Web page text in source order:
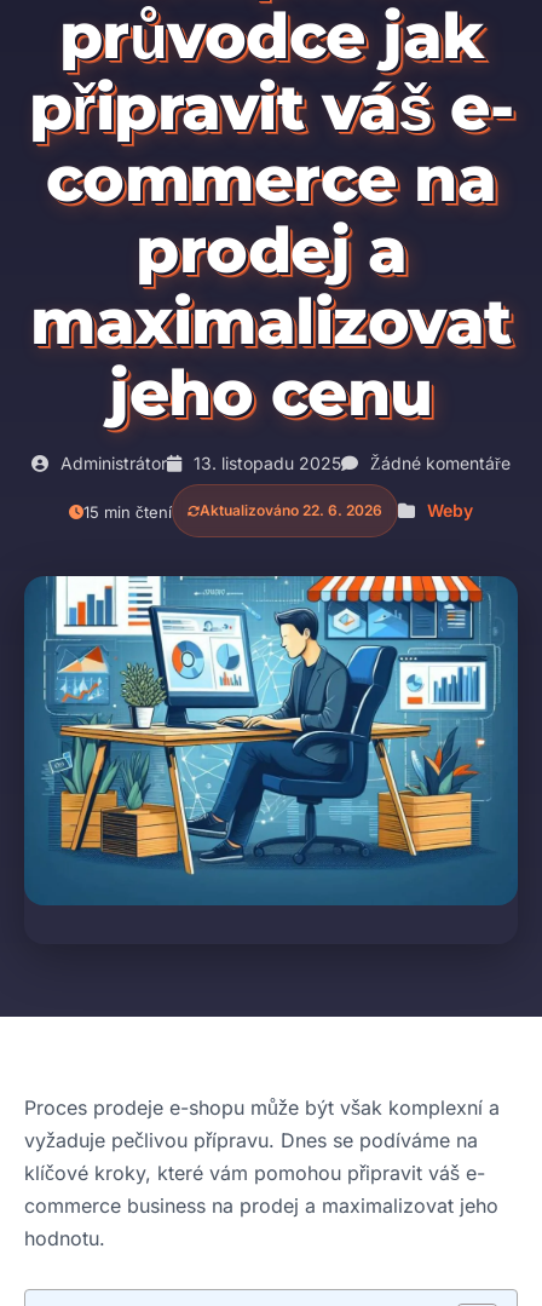
průvodce jak
připravit váš e-
commerce na
prodej a
maximalizovat
jeho cenu
Administrátor 13. listopadu 2025 Žádné komentáře
15 min čtení Aktualizováno 22. 6. 2026 Weby
Proces prodeje e-shopu může být však komplexní a
vyžaduje pečlivou přípravu. Dnes se podíváme na
klíčové kroky, které vám pomohou připravit váš e-
commerce business na prodej a maximalizovat jeho
hodnotu.